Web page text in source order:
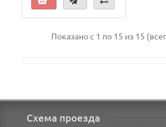
Показано с 1 по 15 из 15
Схема проезда